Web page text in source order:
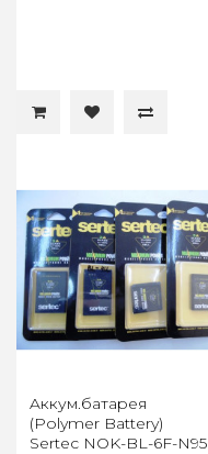
Aккум.батарея
(Polymer Battery)
Sertec NOK-BL-6F-N95